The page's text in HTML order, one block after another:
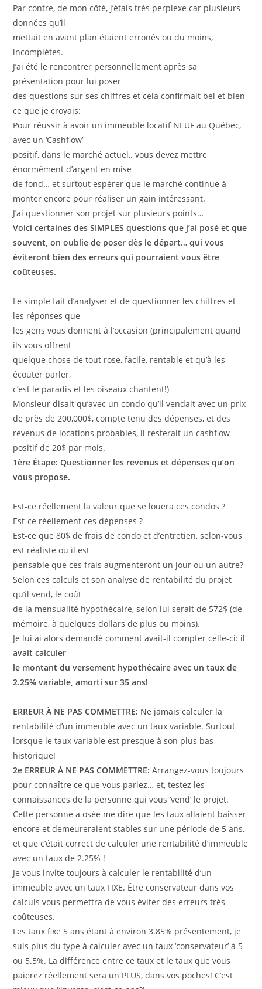
Par contre, de mon côté, j’étais très perplexe car plusieurs
données qu’il
mettait en avant plan étaient erronés ou du moins,
incomplètes.
J’ai été le rencontrer personnellement après sa
présentation pour lui poser
des questions sur ses chiffres et cela confirmait bel et bien
ce que je croyais:
Pour réussir à avoir un immeuble locatif NEUF au Québec,
avec un ‘Cashflow’
positif, dans le marché actuel,. vous devez mettre
énormément d’argent en mise
de fond… et surtout espérer que le marché continue à
monter encore pour réaliser un gain intéressant.
J’ai questionner son projet sur plusieurs points…
Voici certaines des SIMPLES questions que j’ai posé et que
souvent, on oublie de poser dès le départ… qui vous
éviteront bien des erreurs qui pourraient vous être
coûteuses.
Le simple fait d’analyser et de questionner les chiffres et
les réponses que
les gens vous donnent à l’occasion (principalement quand
ils vous offrent
quelque chose de tout rose, facile, rentable et qu’à les
écouter parler,
c’est le paradis et les oiseaux chantent!)
Monsieur disait qu’avec un condo qu’il vendait avec un prix
de près de 200,000$, compte tenu des dépenses, et des
revenus de locations probables, il resterait un cashflow
positif de 20$ par mois.
1ère Étape: Questionner les revenus et dépenses qu’on
vous propose.
Est-ce réellement la valeur que se louera ces condos ?
Est-ce réellement ces dépenses ?
Est-ce que 80$ de frais de condo et d’entretien, selon-vous
est réaliste ou il est
pensable que ces frais augmenteront un jour ou un autre?
Selon ces calculs et son analyse de rentabilité du projet
qu’il vend, le coût
de la mensualité hypothécaire, selon lui serait de 572$ (de
mémoire, à quelques dollars de plus ou moins).
Je lui ai alors demandé comment avait-il compter celle-ci: il
avait calculer
le montant du versement hypothécaire avec un taux de
2.25% variable, amorti sur 35 ans!
ERREUR À NE PAS COMMETTRE: Ne jamais calculer la
rentabilité d’un immeuble avec un taux variable. Surtout
lorsque le taux variable est presque à son plus bas
historique!
2e ERREUR À NE PAS COMMETTRE: Arrangez-vous toujours
pour connaître ce que vous parlez… et, testez les
connaissances de la personne qui vous ‘vend’ le projet.
Cette personne a osée me dire que les taux allaient baisser
encore et demeureraient stables sur une période de 5 ans,
et que c’était correct de calculer une rentabilité d’immeuble
avec un taux de 2.25% !
Je vous invite toujours à calculer le rentabilité d’un
immeuble avec un taux FIXE. Être conservateur dans vos
calculs vous permettra de vous éviter des erreurs très
coûteuses.
Les taux fixe 5 ans étant à environ 3.85% présentement, je
suis plus du type à calculer avec un taux ‘conservateur’ à 5
ou 5.5%. La différence entre ce taux et le taux que vous
paierez réellement sera un PLUS, dans vos poches! C’est